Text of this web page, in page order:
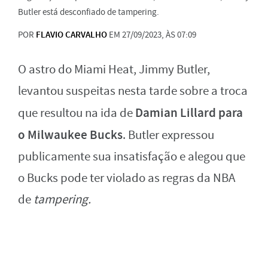
Butler está desconfiado de tampering.
POR FLAVIO CARVALHO EM 27/09/2023, ÀS 07:09
O astro do Miami Heat, Jimmy Butler,
levantou suspeitas nesta tarde sobre a troca
que resultou na ida deDamian Lillard para
o Milwaukee Bucks. Butler expressou
publicamente sua insatisfação e alegou que
o Bucks pode ter violado as regras da NBA
de tampering.